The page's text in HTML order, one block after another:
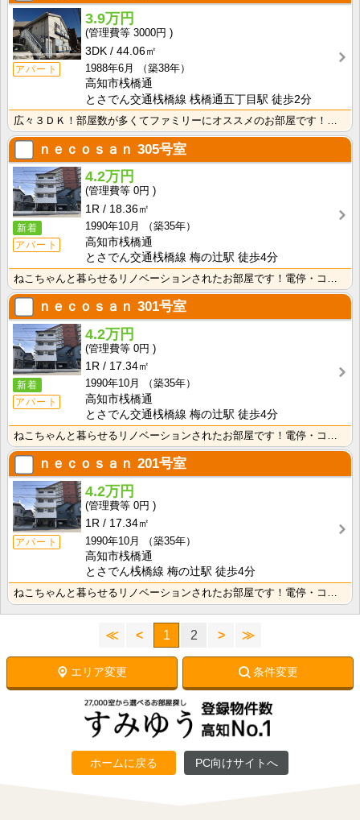
アパート
3.9万円
3000円
3DK
44.06㎡
1988年6月
（築38年）
高知市桟橋通
とさでん交通桟橋線 桟橋通五丁目駅 徒歩2分
ｎｅｃｏｓａｎ 305号室
新着
アパート
4.2万円
0円
1R
18.36㎡
1990年10月
（築35年）
高知市桟橋通
とさでん交通桟橋線 梅の辻駅 徒歩4分
ｎｅｃｏｓａｎ 301号室
新着
アパート
4.2万円
0円
1R
17.34㎡
1990年10月
（築35年）
高知市桟橋通
とさでん交通桟橋線 梅の辻駅 徒歩4分
ねこちゃんと暮らせるリノベーションされたお部屋です！電停・コンビニ徒歩圏内で生活に便利な立地です！
ｎｅｃｏｓａｎ 201号室
アパート
4.2万円
0円
1R
17.34㎡
1990年10月
（築35年）
高知市桟橋通
とさでん桟橋線 梅の辻駅 徒歩4分
ねこちゃんと暮らせるリノベーションされたお部屋です！電停・コンビニ徒歩圏内で生活に便利な立地です！
≪ < 1 2 > ≫
エリア変更 条件変更
ホームに戻る PC向けサイトへ